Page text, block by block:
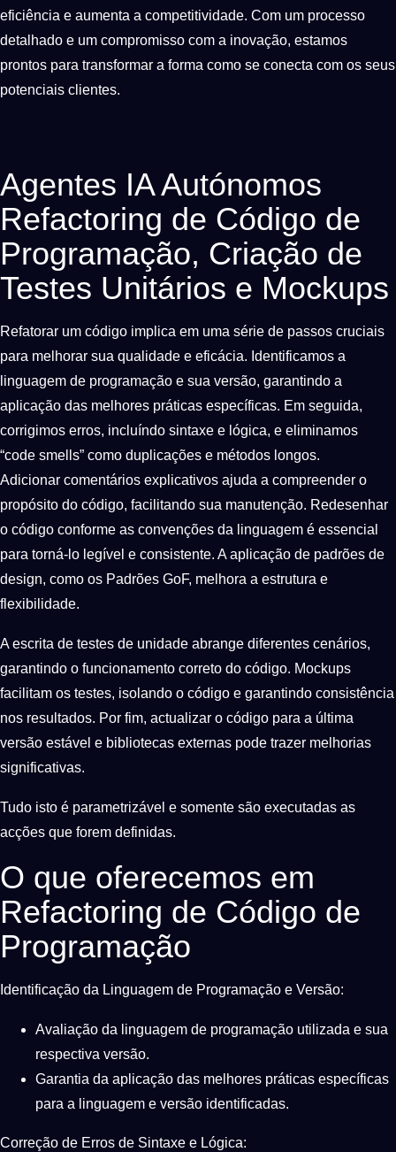
eficiência e aumenta a competitividade. Com um processo
detalhado e um compromisso com a inovação, estamos
prontos para transformar a forma como se conecta com os seus
potenciais clientes.
Agentes IA Autónomos
Refactoring de Código de
Programação, Criação de
Testes Unitários e Mockups
Refatorar um código implica em uma série de passos cruciais
para melhorar sua qualidade e eficácia. Identificamos a
linguagem de programação e sua versão, garantindo a
aplicação das melhores práticas específicas. Em seguida,
corrigimos erros, incluíndo sintaxe e lógica, e eliminamos
“code smells” como duplicações e métodos longos.
Adicionar comentários explicativos ajuda a compreender o
propósito do código, facilitando sua manutenção. Redesenhar
o código conforme as convenções da linguagem é essencial
para torná-lo legível e consistente. A aplicação de padrões de
design, como os Padrões GoF, melhora a estrutura e
flexibilidade.
A escrita de testes de unidade abrange diferentes cenários,
garantindo o funcionamento correto do código. Mockups
facilitam os testes, isolando o código e garantindo consistência
nos resultados. Por fim, actualizar o código para a última
versão estável e bibliotecas externas pode trazer melhorias
significativas.
Tudo isto é parametrizável e somente são executadas as
acções que forem definidas.
O que oferecemos em
Refactoring de Código de
Programação
Identificação da Linguagem de Programação e Versão:
Avaliação da linguagem de programação utilizada e sua
respectiva versão.
Garantia da aplicação das melhores práticas específicas
para a linguagem e versão identificadas.
Correção de Erros de Sintaxe e Lógica: